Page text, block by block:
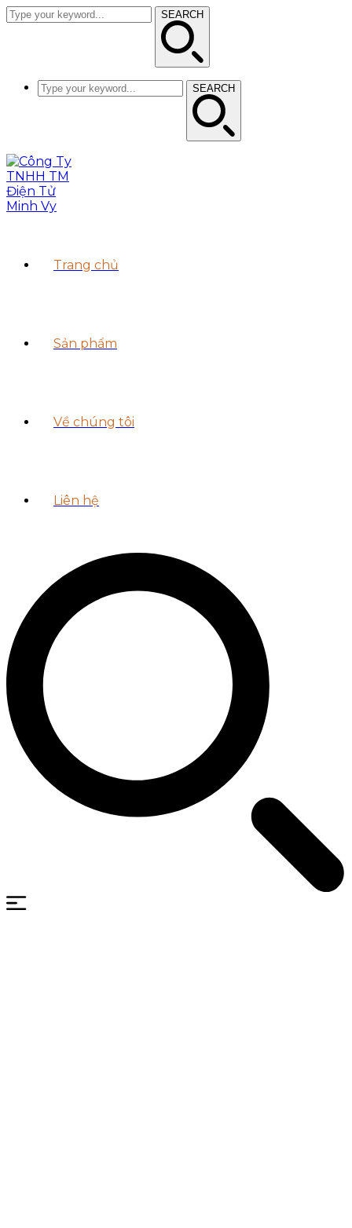
SEARCH
SEARCH
Trang chủ
Sản phẩm
Về chúng tôi
Liên hệ